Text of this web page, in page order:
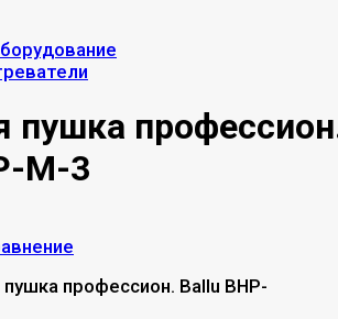
пушка
M-3